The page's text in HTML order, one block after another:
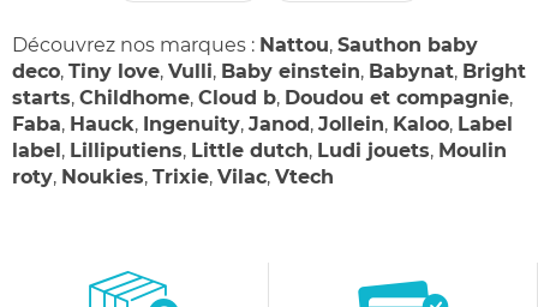
Découvrez nos marques : Nattou, Sauthon baby
deco, Tiny love, Vulli, Baby einstein, Babynat, Bright
starts, Childhome, Cloud b, Doudou et compagnie,
Faba, Hauck, Ingenuity, Janod, Jollein, Kaloo, Label
label, Lilliputiens, Little dutch, Ludi jouets, Moulin
roty, Noukies, Trixie, Vilac, Vtech